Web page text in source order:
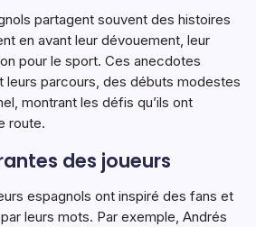
partagent souvent des histoires
en avant leur dévouement, leur
pour le sport. Ces anecdotes
parcours, des débuts modestes
montrant les défis qu’ils ont
route.
des joueurs
espagnols ont inspiré des fans et
leurs mots. Par exemple, Andrés